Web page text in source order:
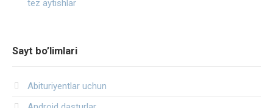
tez aytishlar
Sayt bo’limlari
Abituriyentlar uchun